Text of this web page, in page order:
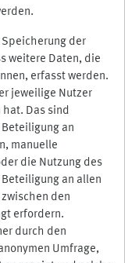
der
weitere Daten, die
erfasst werden.
jeweilige Nutzer
Das sind
an
manuelle
die Nutzung des
an allen
den
erfordern.
durch den
Umfrage,